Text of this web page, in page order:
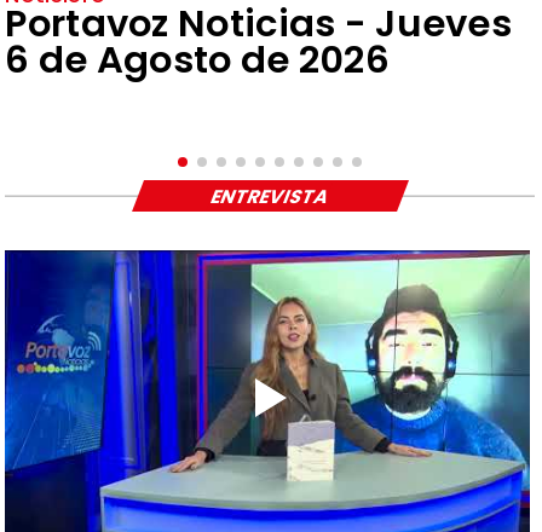
Portavoz Noticias - Jueves
6 de Agosto de 2026
ENTREVISTA